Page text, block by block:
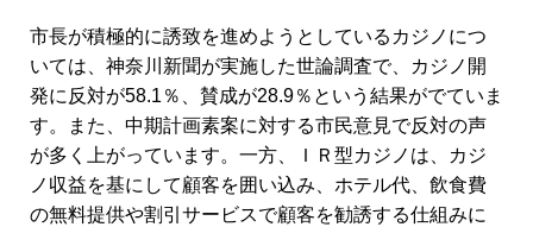
市長が積極的に誘致を進めようとしているカジノにつ
いては、神奈川新聞が実施した世論調査で、カジノ開
発に反対が58.1％、賛成が28.9％という結果がでていま
す。また、中期計画素案に対する市民意見で反対の声
が多く上がっています。一方、ＩＲ型カジノは、カジ
ノ収益を基にして顧客を囲い込み、ホテル代、飲食費
の無料提供や割引サービスで顧客を勧誘する仕組みに